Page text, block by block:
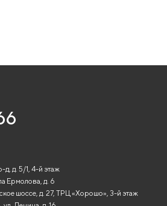
д, д. 5/1, 4-й этаж
Ермолова, д. 6
шоссе, д. 27, ТРЦ «Хорошо», 3-й этаж